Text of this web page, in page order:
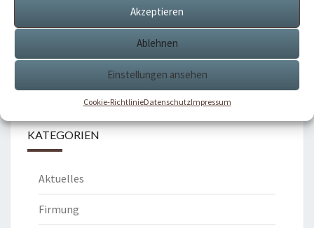
Akzeptieren
Ablehnen
Einstellungen ansehen
Cookie-RichtlinieDatenschutzImpressum
Suchen
KATEGORIEN
Aktuelles
Firmung